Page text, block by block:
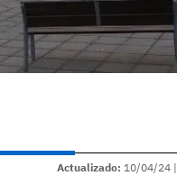
Actualizado: 10/04/24 |